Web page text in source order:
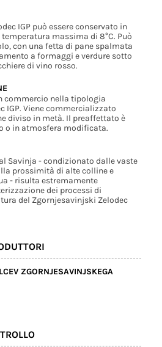
IGP può essere conservato in
massima di 8°C. Può
con una fetta di pane spalmata
a formaggi e verdure sotto
di vino rosso.
commercio nella tipologia
IGP. Viene commercializzato
diviso in metà. Il preaffettato è
o in atmosfera modificata.
Savinja - condizionato dalle vaste
prossimità di alte colline e
- risulta estremamente
dei processi di
del Zgornjesavinjski Zelodec
ZGORNJESAVINJSKEGA